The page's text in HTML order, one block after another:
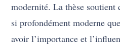
modernité. La thèse soutient
si profondément moderne
avoir l’importance et